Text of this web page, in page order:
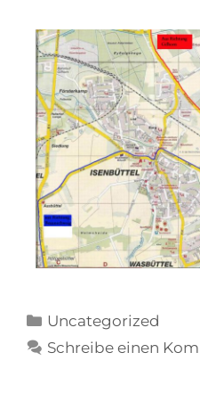
Uncategorized
Schreibe einen